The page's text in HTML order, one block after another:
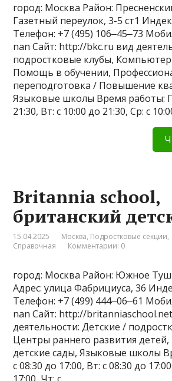
город: Москва Район:
Газетный переулок, 3-5 ст1
Телефон: +7 (495) 106‒45‒73
nan Сайт: http://bkc.ru вид
подростковые клубы,
Помощь в обучении,
переподготовка / Повышение
Языковые школы Время работы:
21:30, Вт: с 10:00 до 21:30, Ср: с
Britannia school,
британский
15.04.2025 Москва, Подростковые секции,
Справочная
Комментарии: 0
город: Москва Район: Южное
Адрес: улица Фабрициуса, 36
Телефон: +7 (499) 444‒06‒61
nan Сайт: http://
деятельности: Детские /
Центры раннего развития
детские сады, Языковые школы
с 08:30 до 17:00, Вт: с 08:30 до